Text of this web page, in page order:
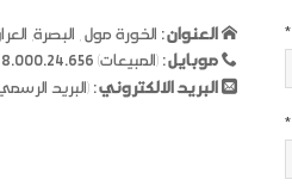
العنوان : الخورة مول , البصرة,
موبايل : (المبيعات)
البريد الالكتروني : (البريد
*
*